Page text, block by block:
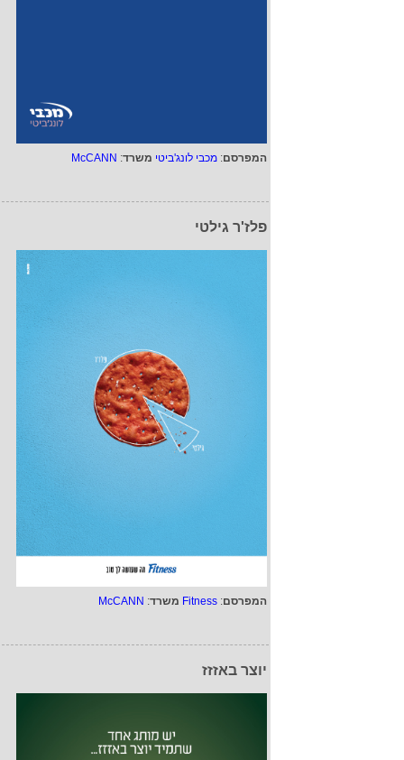
המפרסם: מכבי לונג'ביטי משרד:
McCANN
פלז'ר גילטי
המפרסם:
Fitness משרד:
McCANN
יוצר באזזז